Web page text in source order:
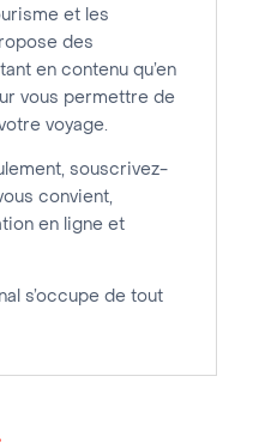
et les
des
en contenu qu’en
vous permettre de
voyage.
souscrivez-
convient,
en ligne et
s’occupe de tout